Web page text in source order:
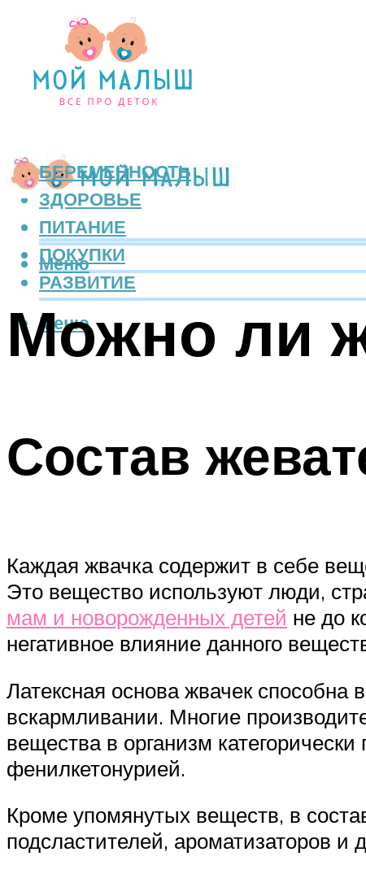
БЕРЕМЕННОСТЬ
ЗДОРОВЬЕ
ПИТАНИЕ
ПОКУПКИ
РАЗВИТИЕ
Меню
Меню
Можно ли
Состав
Каждая жвачка содержит в себе
Это вещество используют люди,
мам и новорожденных детей не до
негативное влияние данного
Латексная основа жвачек способна
вскармливании. Многие
вещества в организм
фенилкетонурией.
Кроме упомянутых веществ, в
подсластителей, ароматизаторов и